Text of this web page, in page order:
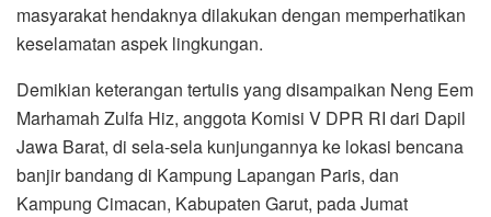
masyarakat hendaknya dilakukan dengan memperhatikan
keselamatan aspek lingkungan.
Demikian keterangan tertulis yang disampaikan Neng Eem
Marhamah Zulfa Hiz, anggota Komisi V DPR RI dari Dapil
Jawa Barat, di sela-sela kunjungannya ke lokasi bencana
banjir bandang di Kampung Lapangan Paris, dan
Kampung Cimacan, Kabupaten Garut, pada Jumat